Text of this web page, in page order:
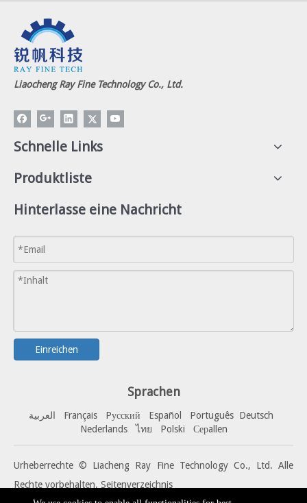
Liaocheng Ray Fine Technology Co., Ltd.
Schnelle Links
Produktliste
Hinterlasse eine Nachricht
Einreichen
Sprachen
العربية Français Pусский Español Português Deutsch
Nederlands
ไทย Polski Серallen
Urheberrechte © Liacheng Ray Fine Technology Co., Ltd. Alle
Rechte vorbehalten. Seitenverzeichnis